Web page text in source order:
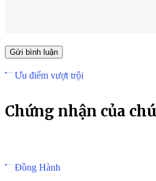
Ưu điểm vượt trội
Chứng nhận của
Đồng Hành